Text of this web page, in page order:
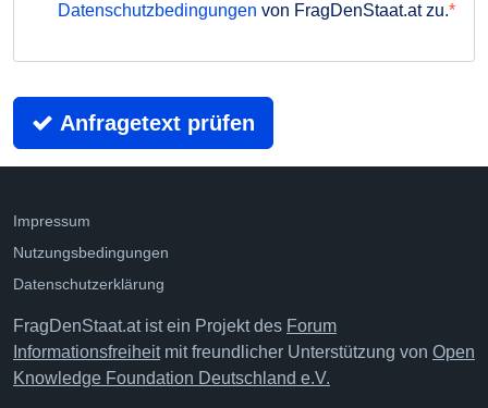
Datenschutzbedingungen von FragDenStaat.at zu.
Anfragetext prüfen
Impressum
Nutzungsbedingungen
Datenschutzerklärung
FragDenStaat.at ist ein Projekt des Forum
Informationsfreiheitmit freundlicher Unterstützung von Open
Knowledge Foundation Deutschland e.V.